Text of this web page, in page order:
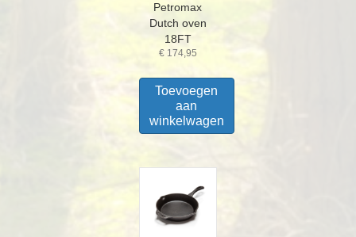
Petromax
Dutch oven
18FT
€174,95
Toevoegen
aan
winkelwagen